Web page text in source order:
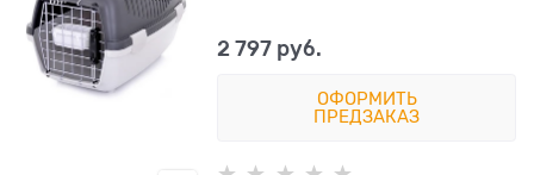
2 797 руб.
ОФОРМИТЬ
ПРЕДЗАКАЗ